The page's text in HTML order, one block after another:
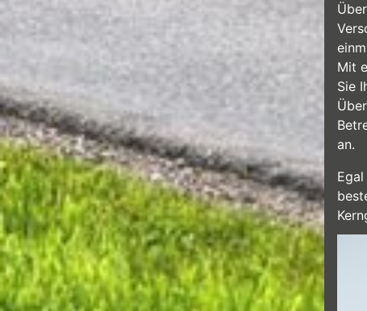
Mit
Sie
an.